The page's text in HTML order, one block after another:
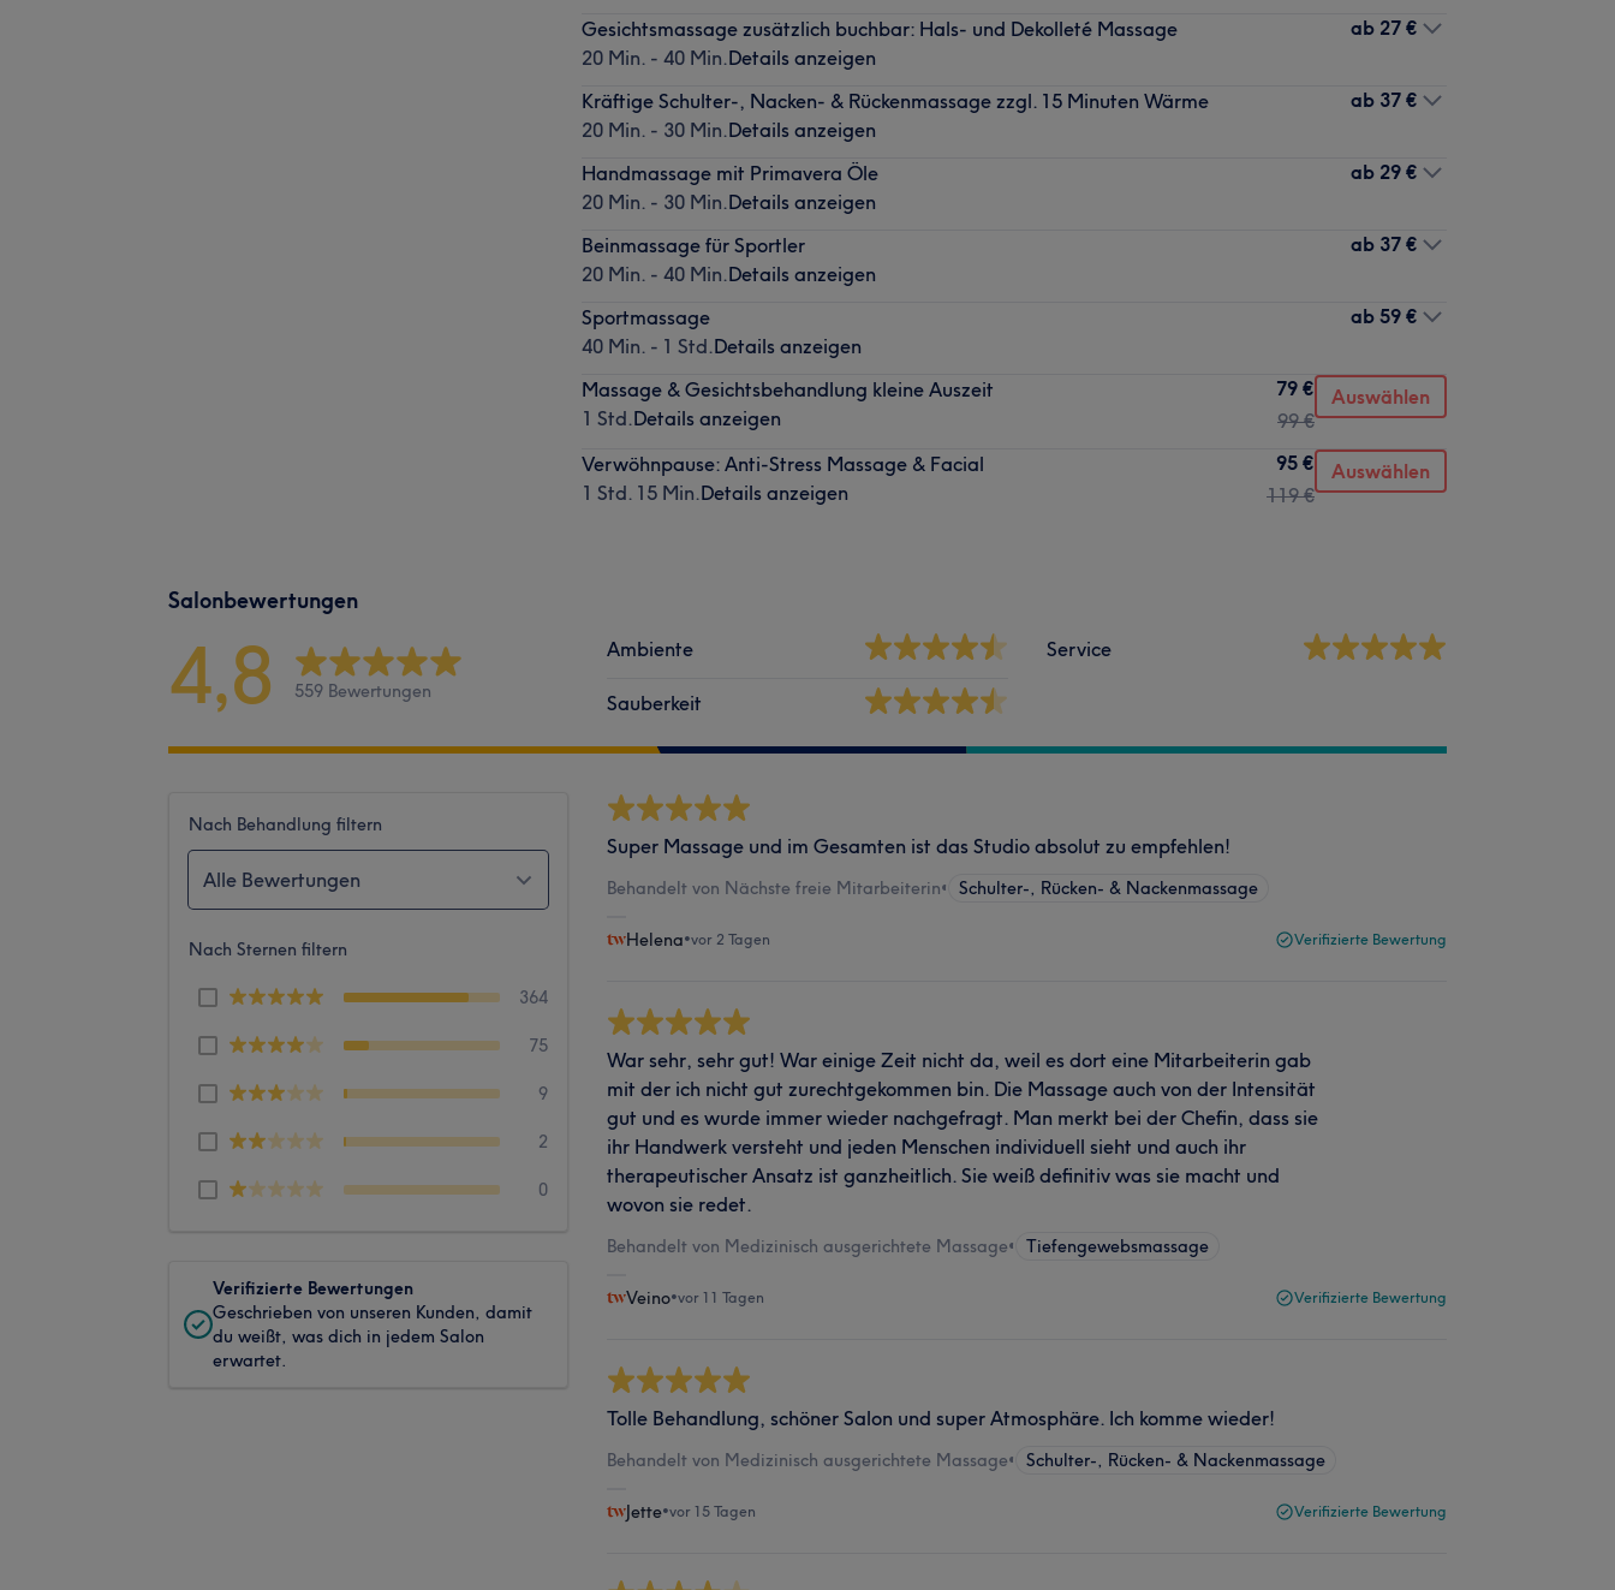
Gesichtsmassage zusätzlich buchbar: Hals- und Dekolleté Massage
20 Min. - 40 Min.Details anzeigen
ab 27 €
Kräftige Schulter-, Nacken- & Rückenmassage zzgl. 15 Minuten Wärme
20 Min. - 30 Min.Details anzeigen
ab 37 €
Handmassage mit Primavera Öle
20 Min. - 30 Min.Details anzeigen
ab 29 €
Beinmassage für Sportler
20 Min. - 40 Min.Details anzeigen
ab 37 €
Sportmassage
40 Min. - 1 Std.Details anzeigen
ab 59 €
Massage & Gesichtsbehandlung kleine Auszeit
1 Std.Details anzeigen
79 €
99 €
Auswählen
Verwöhnpause: Anti-Stress Massage & Facial
1 Std. 15 Min.Details anzeigen
95 €
119 €
Auswählen
Salonbewertungen
4,8 559 Bewertungen
Ambiente
Sauberkeit
Service
Nach Behandlung filtern
Alle Bewertungen
Nach Sternen filtern
364
75
9
2
0
Verifizierte Bewertungen
Geschrieben von unseren Kunden, damit
du weißt, was dich in jedem Salon
erwartet.
Super Massage und im Gesamten ist das Studio absolut zu empfehlen!
Behandelt von Nächste freie Mitarbeiterin• Schulter-, Rücken- & Nackenmassage
Helena•vor 2 Tagen Verifizierte Bewertung
War sehr, sehr gut! War einige Zeit nicht da, weil es dort eine Mitarbeiterin gab
mit der ich nicht gut zurechtgekommen bin. Die Massage auch von der Intensität
gut und es wurde immer wieder nachgefragt. Man merkt bei der Chefin, dass sie
ihr Handwerk versteht und jeden Menschen individuell sieht und auch ihr
therapeutischer Ansatz ist ganzheitlich. Sie weiß definitiv was sie macht und
wovon sie redet.
Behandelt von Medizinisch ausgerichtete Massage• Tiefengewebsmassage
Veino•vor 11 Tagen Verifizierte Bewertung
Tolle Behandlung, schöner Salon und super Atmosphäre. Ich komme wieder!
Behandelt von Medizinisch ausgerichtete Massage• Schulter-, Rücken- & Nackenmassage
Jette•vor 15 Tagen Verifizierte Bewertung